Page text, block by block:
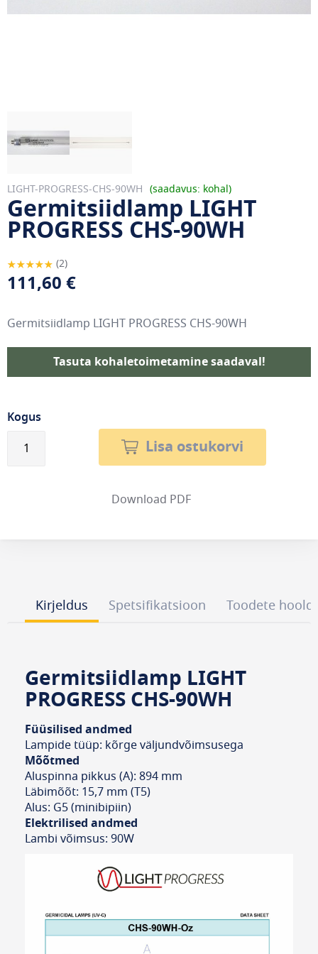
LIGHT-PROGRESS-CHS-90WH saadavus: kohal
Germitsiidlamp LIGHT
PROGRESS CHS-90WH
Hinnang:
100
% of100
2
111,60 €
Germitsiidlamp LIGHT PROGRESS CHS-90WH
Tasuta kohaletoimetamine saadaval!
Kogus
Lisa ostukorvi
Download PDF
Kirjeldus Spetsifikatsioon Toodete
Germitsiidlamp LIGHT
PROGRESS CHS-90WH
Füüsilised andmed
Lampide tüüp: kõrge väljundvõimsusega
Mõõtmed
Aluspinna pikkus (A): 894 mm
Läbimõõt: 15,7 mm (T5)
Alus: G5 (minibipiin)
Elektrilised andmed
Lambi võimsus: 90W